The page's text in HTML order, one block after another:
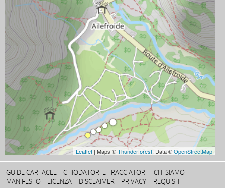
Leaflet | Maps ©Thunderforest, Data ©OpenStreetMap
GUIDE CARTACEE CHIODATORI E TRACCIATORI
CHI SIAMO
MANIFESTO
LICENZA DISCLAIMER PRIVACY
REQUISITI